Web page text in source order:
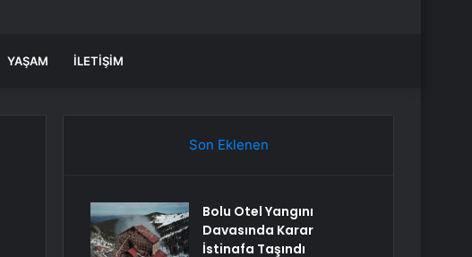
YAŞAM İLETIŞIM
Son Eklenen
Bolu Otel Yangını
Davasında Karar
İstinafa Taşındı